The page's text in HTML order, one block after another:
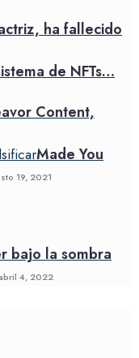
ha fallecido
de NFTs…
Content,
Made You
19, 2021
bajo la sombra
4, 2022